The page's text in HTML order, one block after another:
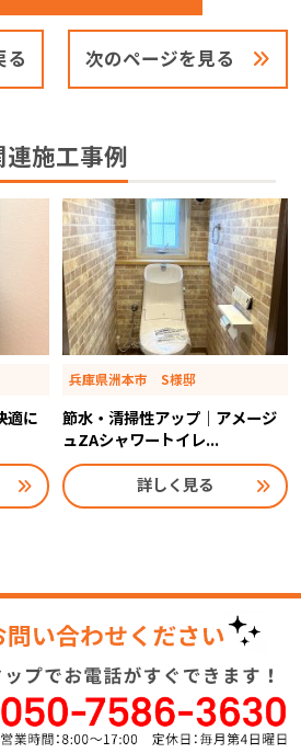
る 次のページを見る
連施工事例
適に
兵庫県洲本市 S様邸
節水・清掃性アップ｜アメージ
ュZAシャワートイレ...
詳しく見る